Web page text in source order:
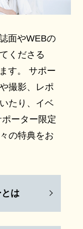
面やWEBの
くださる
す。 サポー
撮影、レポ
たり、イベ
ーター限定
の特典をお
は